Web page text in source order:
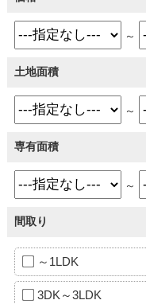
～
土地面積
～
専有面積
～
間取り
～1LDK
3DK～3LDK